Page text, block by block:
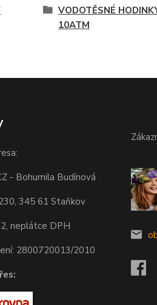
VODOTĚSNÉ
10ATM
- Bohumila Budínová
345 61 Staňkov
neplátce DPH
2800720013/2010